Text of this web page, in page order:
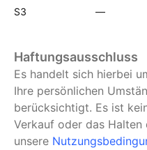
S3 —
Haftungsausschluss
Es handelt sich hierbei
Ihre persönlichen
berücksichtigt. Es ist
Verkauf oder das Halten
unsere